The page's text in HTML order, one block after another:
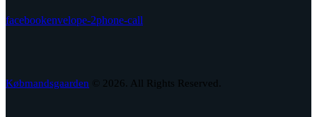
facebookenvelope-2phone-call
Købmandsgaarden © 2026. All Rights Reserved.